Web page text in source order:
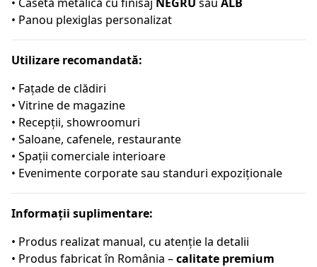
• Panou plexiglas personalizat
Utilizare recomandată:
• Fațade de clădiri
• Vitrine de magazine
• Recepții, showroomuri
• Saloane, cafenele, restaurante
• Spații comerciale interioare
• Evenimente corporate sau standuri expoziționale
Informații suplimentare:
• Produs realizat manual, cu atenție la detalii
• Produs fabricat în România –calitate premium